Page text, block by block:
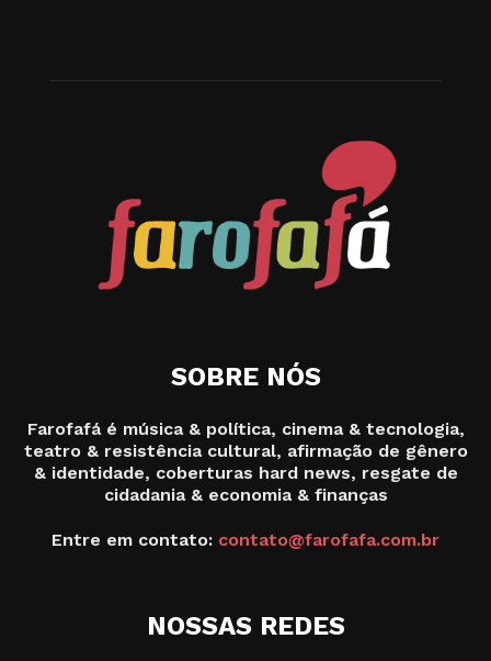
SOBRE NÓS
Farofafá é música & política, cinema & tecnologia,
teatro & resistência cultural, afirmação de gênero
& identidade, coberturas hard news, resgate de
cidadania & economia & finanças
Entre em contato: contato@farofafa.com.br
NOSSAS REDES